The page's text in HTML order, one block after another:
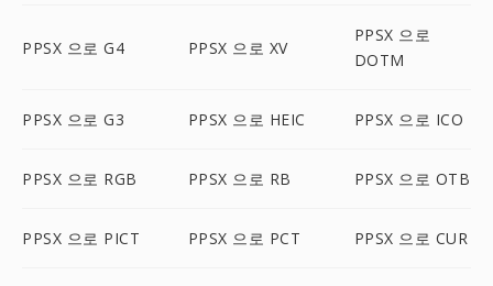
PPSX 으로 G4 PPSX 으로 XV
PPSX 으로
DOTM
PPSX 으로 G3 PPSX 으로 HEIC PPSX 으로 ICO
PPSX 으로 RGB PPSX 으로 RB PPSX 으로 OTB
PPSX 으로 PICT PPSX 으로 PCT PPSX 으로 CUR